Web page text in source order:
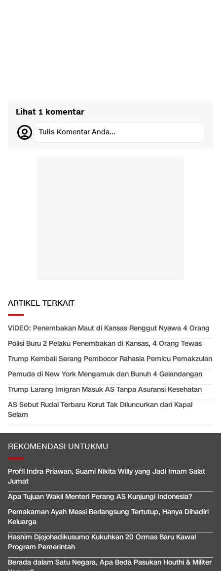
Lihat 1 komentar
Tulis Komentar Anda...
ARTIKEL TERKAIT
VIDEO: Penembakan Maut di Kansas Renggut Nyawa 4 Orang
Polisi Buru 2 Pelaku Penembakan di Kansas, 4 Orang Tewas
Trump Kembali Serang Pembocor Rahasia Pemicu Pemakzulan
Pemuda di New York Mengamuk dan Bunuh 4 Gelandangan
Trump Larang Imigran Masuk AS Tanpa Asuransi Kesehatan
AS Sebut Rudal Terbaru Korut Tak Diluncurkan dari Kapal
Selam
REKOMENDASI UNTUKMU
Profil Indra Priawan, Suami Nikita Willy yang Jadi Imam Salat
Jumat
Apa Tujuan Wakil Menteri Perang AS Kunjungi Indonesia?
Pemakaman Ayah Messi Berlangsung Tertutup, Hanya Dihadiri
Keluarga
Hashim Djojohadikusumo Kukuhkan 20 Ormas Baru Kawal
Program Pemerintah
Berada dalam Satu Negara, Apa Beda Pasukan Houthi & Militer